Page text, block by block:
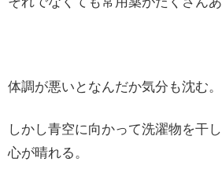
体調が悪いとなんだか気分も沈む。
しかし青空に向かって洗濯物を干
心が晴れる。